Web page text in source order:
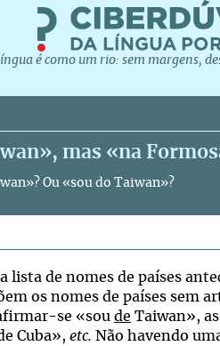
é como um rio: sem margens,
mas «na
Ou «sou do Taiwan»?
lista de nomes de países
os nomes de países sem
se «sou de Taiwan»,
Cuba», etc. Não havendo